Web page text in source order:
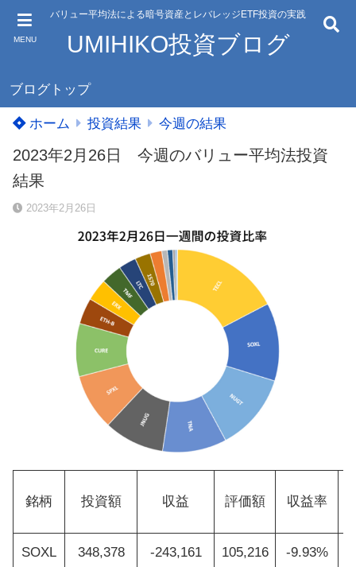
MENU
バリュー平均法による暗号資産とレバレッジETF投資の実践
UMIHIKO投資ブログ
ブログトップ
ホーム 投資結果 今週の結果
2023年2月26日 今週のバリュー平均法投資
結果
2023年2月26日
銘柄 投資額 収益 評価額 収益率
SOXL 348,378 -243,161 105,216 -9.93%